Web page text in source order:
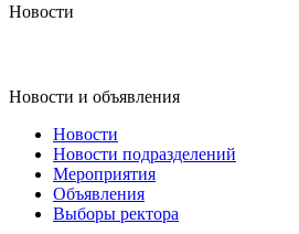
Новости
Новости и объявления
Новости
Новости подразделений
Мероприятия
Объявления
Выборы ректора